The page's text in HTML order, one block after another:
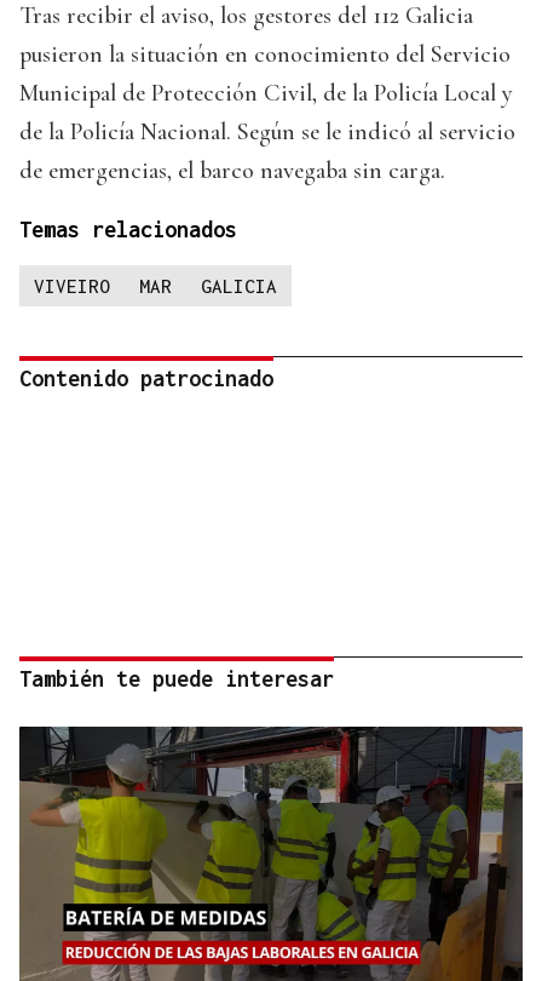
Tras recibir el aviso, los gestores del 112 Galicia
pusieron la situación en conocimiento del Servicio
Municipal de Protección Civil, de la Policía Local y
de la Policía Nacional. Según se le indicó al servicio
de emergencias, el barco navegaba sin carga.
Temas relacionados
VIVEIRO MAR GALICIA
Contenido patrocinado
También te puede interesar